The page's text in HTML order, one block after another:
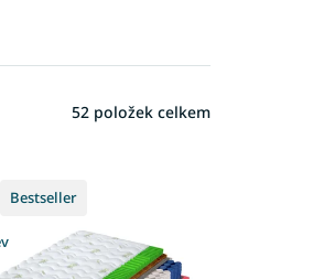
52 položek celkem
Bestseller